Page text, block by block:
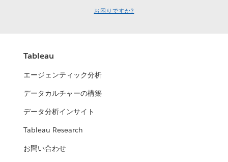
お困りですか?
Tableau
エージェンティック分析
データカルチャーの構築
データ分析インサイト
Tableau Research
お問い合わせ